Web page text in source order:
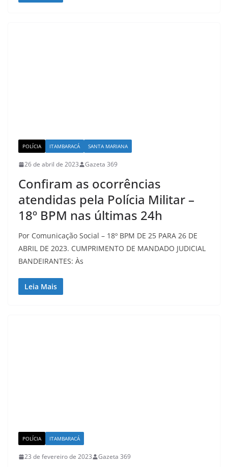
POLÍCIA ITAMBARACÁ SANTA MARIANA
26 de abril de 2023 Gazeta 369
Confiram as ocorrências
atendidas pela Polícia Militar –
18º BPM nas últimas 24h
Por Comunicação Social – 18º BPM DE 25 PARA 26 DE
ABRIL DE 2023. CUMPRIMENTO DE MANDADO JUDICIAL
BANDEIRANTES: Às
Leia Mais
POLÍCIA ITAMBARACÁ
23 de fevereiro de 2023 Gazeta 369